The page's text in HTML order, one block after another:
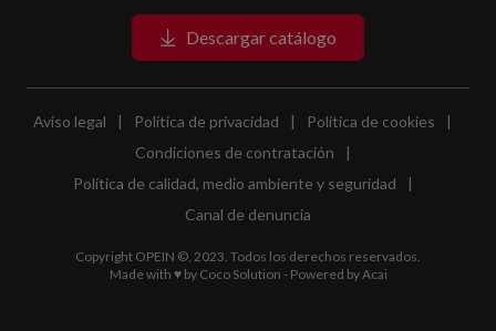
Descargar catálogo
Aviso legal | Política de privacidad | Política de cookies
|
Condiciones de contratación
|
Política de calidad, medio ambiente y seguridad
|
Canal de denuncia
Copyright OPEIN ©, 2023. Todos los derechos reservados.
Made with ♥ by Coco Solution - Powered byAcai